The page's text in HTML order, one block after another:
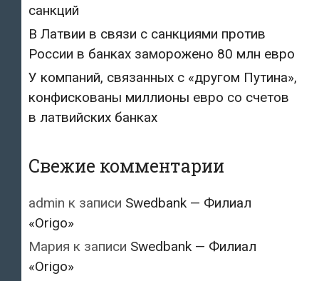
санкций
В Латвии в связи с санкциями против
России в банках заморожено 80 млн евро
У компаний, связанных с «другом Путина»,
конфискованы миллионы евро со счетов
в латвийских банках
Свежие комментарии
admin к записи Swedbank — Филиал
«Origo»
Мария к записи Swedbank — Филиал
«Origo»